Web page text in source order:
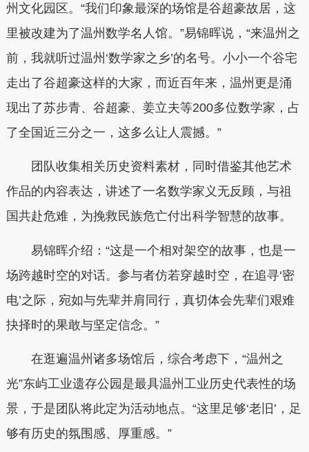
州文化园区。“我们印象最深的场馆是谷超豪故居，这
里被改建为了温州数学名人馆。”易锦晖说，“来温州之
前，我就听过温州‘数学家之乡’的名号。小小一个谷宅
走出了谷超豪这样的大家，而近百年来，温州更是涌
现出了苏步青、谷超豪、姜立夫等200多位数学家，占
了全国近三分之一，这多么让人震撼。”
团队收集相关历史资料素材，同时借鉴其他艺术
作品的内容表达，讲述了一名数学家义无反顾，与祖
国共赴危难，为挽救民族危亡付出科学智慧的故事。
易锦晖介绍：“这是一个相对架空的故事，也是一
场跨越时空的对话。参与者仿若穿越时空，在追寻‘密
电’之际，宛如与先辈并肩同行，真切体会先辈们艰难
抉择时的果敢与坚定信念。”
在逛遍温州诸多场馆后，综合考虑下，“温州之
光”东屿工业遗存公园是最具温州工业历史代表性的场
景，于是团队将此定为活动地点。“这里足够‘老旧’，足
够有历史的氛围感、厚重感。”